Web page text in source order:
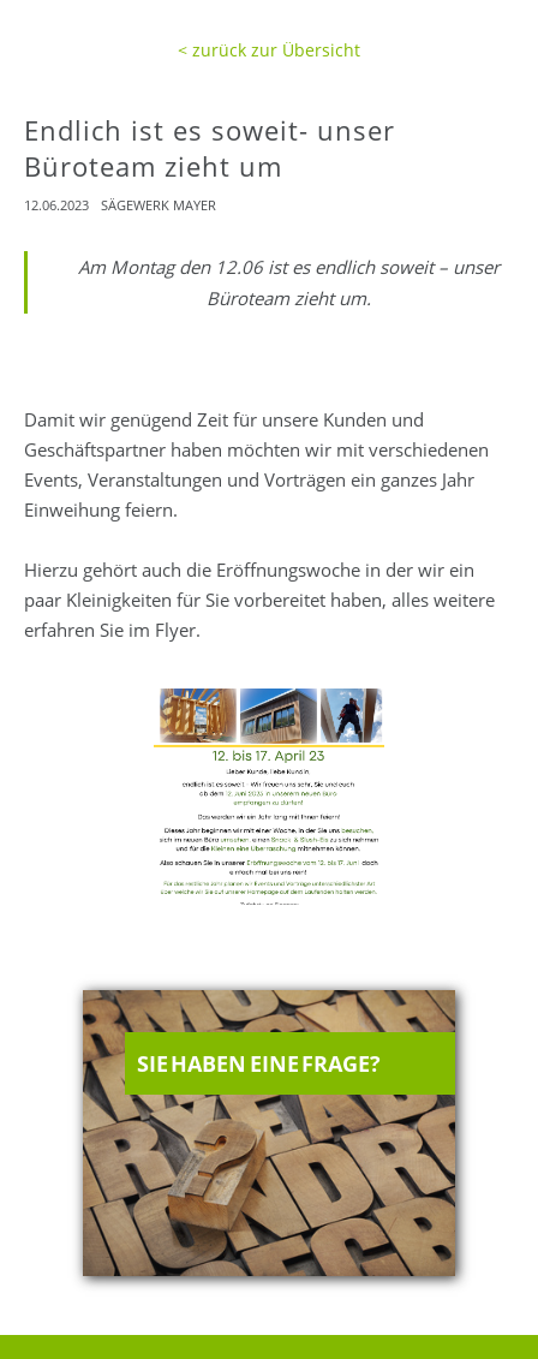
< zurück zur Übersicht
Endlich ist es soweit- unser
Büroteam zieht um
12.06.2023 SÄGEWERK MAYER
Am Montag den 12.06 ist es endlich soweit – unser
Büroteam zieht um.
Damit wir genügend Zeit für unsere Kunden und
Geschäftspartner haben möchten wir mit verschiedenen
Events, Veranstaltungen und Vorträgen ein ganzes Jahr
Einweihung feiern.
Hierzu gehört auch die Eröffnungswoche in der wir ein
paar Kleinigkeiten für Sie vorbereitet haben, alles weitere
erfahren Sie im Flyer.
SIE HABEN EINE FRAGE?